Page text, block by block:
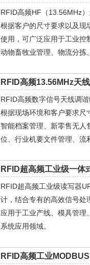
RFID高频HF（13.56MHz
根据客户的尺寸要求以及现
使用，可广泛应用于工业控
动物畜牧业管理、物流分拣
RFID高频13.56MHz天
RFID高频数字信号天线调
根据现场环境和客户要求尺
智能档案管理、新零售无
位、行业机要文件管理、流
RFID超高频工业级一体
RFID超高频工业级读写器
计，结合专有的高效信号处
应用于工业产线、模具管
系统应用领域。
RFID高频工业